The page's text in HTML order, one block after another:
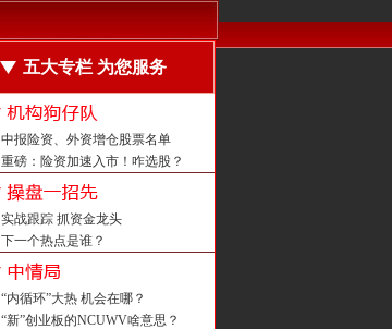
五大专栏 为您服务
中报险资、外资增仓股票名单
重磅：险资加速入市！咋选股？
震荡中什么样的股票机会大？
强者恒强的股票长啥样？
回购龙头怎么抓？
注意：周末这”机会“被点名！
实战跟踪 抓资金龙头
下一个热点是谁？
量平价平后如何定买点？
量增价升后如何不涨反跌？
强者恒强 紧跟热点抓牛股
“内循环”大热 机会在哪？
“新”创业板的NCUWV啥意思？